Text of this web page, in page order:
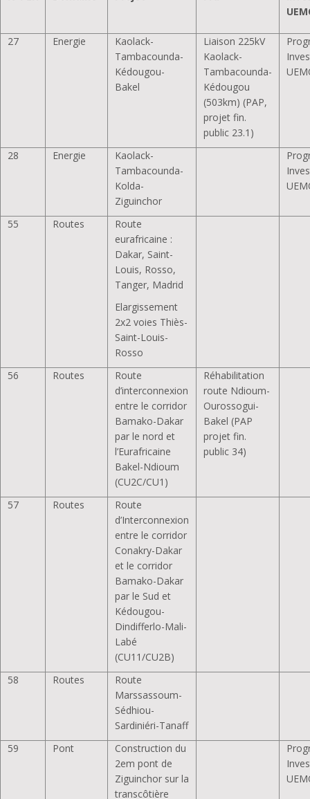
27 Energie
Kaolack-
Tambacounda-
Kédougou-
Bakel
Liaison 225kV
Kaolack-
Tambacounda-
Kédougou
(503km) (PAP,
projet fin.
public 23.1)
28 Energie
Kaolack-
Tambacounda-
Kolda-
Ziguinchor
55 Routes
Route
eurafricaine :
Dakar, Saint-
Louis, Rosso,
Tanger, Madrid
Elargissement
2x2 voies Thiès-
Saint-Louis-
Rosso
56
Routes
Route
d’interconnexion
entre le corridor
Bamako-Dakar
par le nord et
l’Eurafricaine
Bakel-Ndioum
(CU2C/CU1)
Réhabilitation
route Ndioum-
Ourossogui-
Bakel (PAP
projet fin.
public 34)
57 Routes
Route
d’Interconnexion
entre le corridor
Conakry-Dakar
et le corridor
Bamako-Dakar
par le Sud et
Kédougou-
Dindifferlo-Mali-
Labé
(CU11/CU2B)
58
Routes
Route
Marssassoum-
Sédhiou-
Sardiniéri-Tanaff
59
Pont
Construction du
2em pont de
Ziguinchor sur la
transcôtière